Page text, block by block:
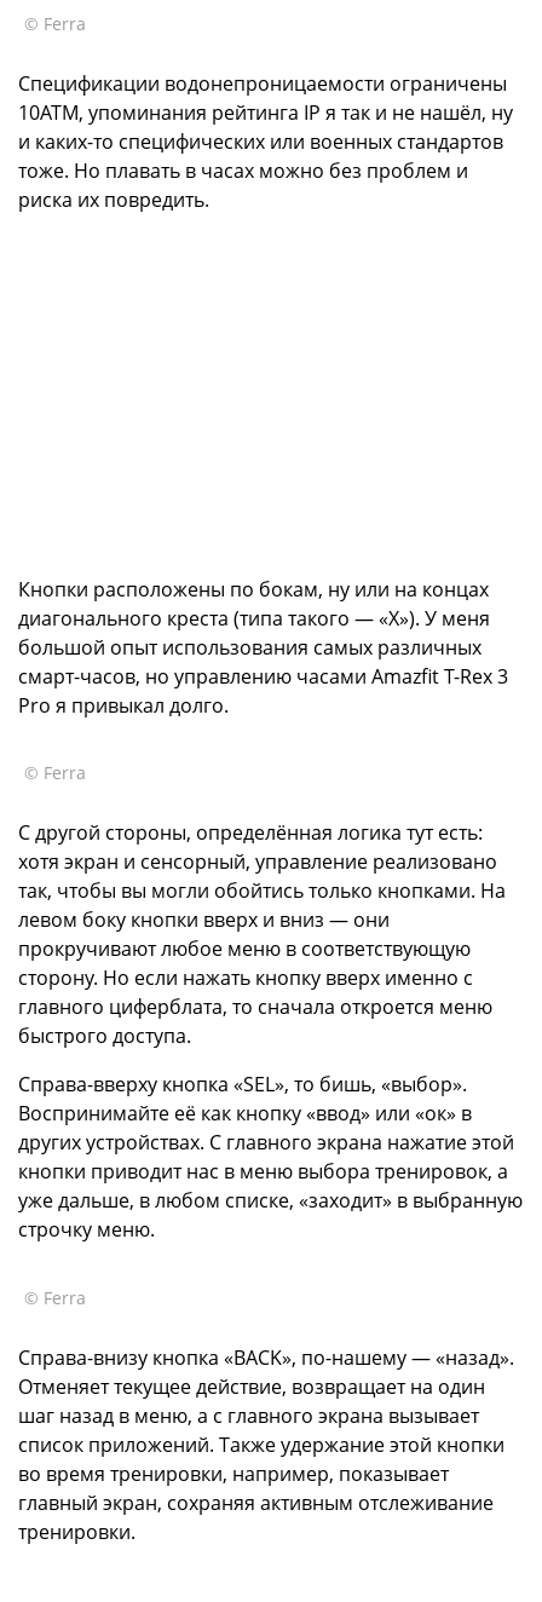
© Ferra
Спецификации водонепроницаемости ограничены
10АТМ, упоминания рейтинга IP я так и не нашёл, ну
и каких-то специфических или военных стандартов
тоже. Но плавать в часах можно без проблем и
риска их повредить.
Кнопки расположены по бокам, ну или на концах
диагонального креста (типа такого — «Х»). У меня
большой опыт использования самых различных
смарт-часов, но управлению часами Amazfit T-Rex 3
Pro я привыкал долго.
© Ferra
С другой стороны, определённая логика тут есть:
хотя экран и сенсорный, управление реализовано
так, чтобы вы могли обойтись только кнопками. На
левом боку кнопки вверх и вниз — они
прокручивают любое меню в соответствующую
сторону. Но если нажать кнопку вверх именно с
главного циферблата, то сначала откроется меню
быстрого доступа.
Справа-вверху кнопка «SEL», то бишь, «выбор».
Воспринимайте её как кнопку «ввод» или «ок» в
других устройствах. С главного экрана нажатие этой
кнопки приводит нас в меню выбора тренировок, а
уже дальше, в любом списке, «заходит» в выбранную
строчку меню.
© Ferra
Справа-внизу кнопка «BACK», по-нашему — «назад».
Отменяет текущее действие, возвращает на один
шаг назад в меню, а с главного экрана вызывает
список приложений. Также удержание этой кнопки
во время тренировки, например, показывает
главный экран, сохраняя активным отслеживание
тренировки.